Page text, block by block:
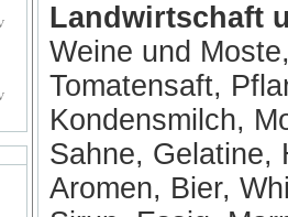
Landwirtschaft
Weine und
Tomatensaft,
Kondensmilch,
Sahne, Gelatine,
Aromen, Bier,